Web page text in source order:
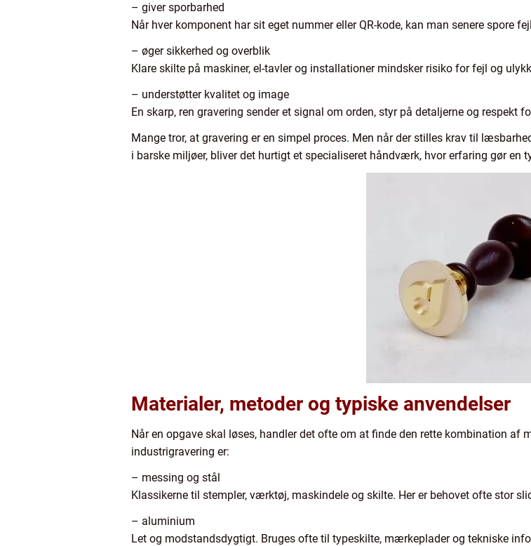
– giver sporbarhed
Når hver komponent har sit eget nummer eller QR-kode, kan man senere spore
– øger sikkerhed og overblik
Klare skilte på maskiner, el-tavler og installationer mindsker risiko for fejl og
– understøtter kvalitet og image
En skarp, ren gravering sender et signal om orden, styr på detaljerne og respekt
Mange tror, at gravering er en simpel proces. Men når der stilles krav til
i barske miljøer, bliver det hurtigt et specialiseret håndværk, hvor erfaring gør en
Materialer, metoder og typiske anvendelser
Når en opgave skal løses, handler det ofte om at finde den rette kombination af
industrigravering er:
– messing og stål
Klassikerne til stempler, værktøj, maskindele og skilte. Her er behovet ofte stor
– aluminium
Let og modstandsdygtigt. Bruges ofte til typeskilte, mærkeplader og tekniske